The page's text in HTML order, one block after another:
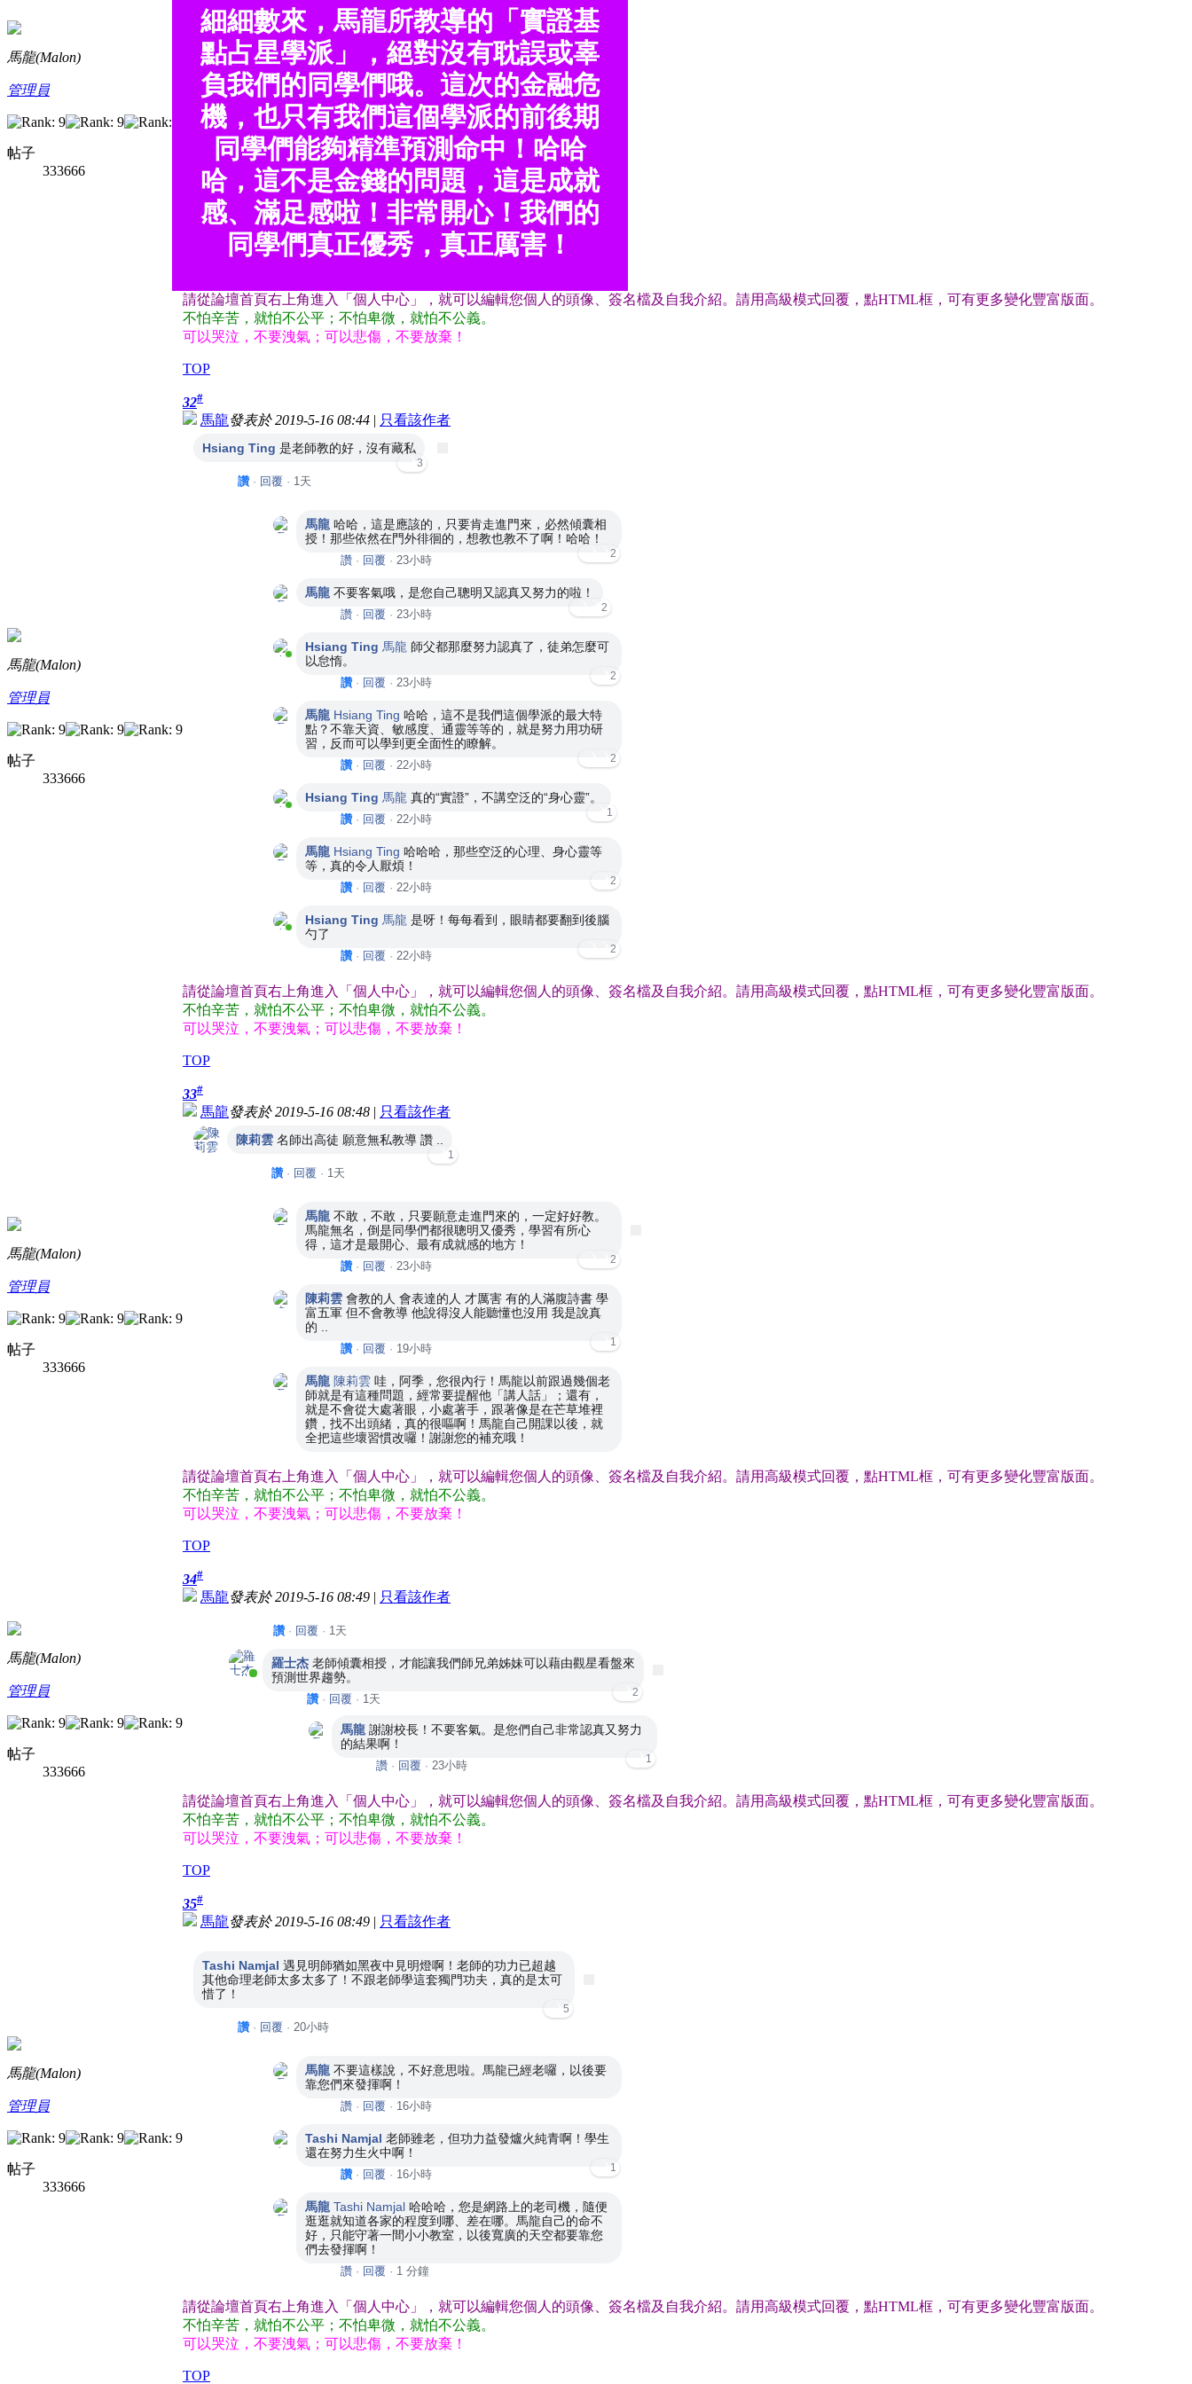
馬龍(Malon)
管理員
帖子
333666
細細數來，馬龍所教導的「實證基
點占星學派」，絕對沒有耽誤或辜
負我們的同學們哦。這次的金融危
機，也只有我們這個學派的前後期
同學們能夠精準預測命中！哈哈
哈，這不是金錢的問題，這是成就
感、滿足感啦！非常開心！我們的
同學們真正優秀，真正厲害！
請從論壇首頁右上角進入「個人中心」，就可以編輯您個人的頭像、簽名檔及自我介紹。請用高級模式回覆，點HTML框，可有更多變化豐富版面。
不怕辛苦，就怕不公平；不怕卑微，就怕不公義。
可以哭泣，不要洩氣；可以悲傷，不要放棄！
TOP
馬龍(Malon)
管理員
帖子
333666
32#
馬龍發表於 2019-5-16 08:44 | 只看該作者
Hsiang Ting 是老師教的好，沒有藏私
3
讚 · 回覆 · 1天
馬龍 哈哈，這是應該的，只要肯走進門來，必然傾囊相
授！那些依然在門外徘徊的，想教也教不了啊！哈哈！
2
讚 · 回覆 · 23小時
馬龍 不要客氣哦，是您自己聰明又認真又努力的啦！
2
讚 · 回覆 · 23小時
目前在線上
Hsiang Ting 馬龍 師父都那麼努力認真了，徒弟怎麼可
以怠惰。
2
讚 · 回覆 · 23小時
馬龍 Hsiang Ting 哈哈，這不是我們這個學派的最大特
點？不靠天資、敏感度、通靈等等的，就是努力用功研
習，反而可以學到更全面性的瞭解。
2
讚 · 回覆 · 22小時
目前在線上
Hsiang Ting 馬龍 真的“實證”，不講空泛的“身心靈”。
1
讚 · 回覆 · 22小時
馬龍 Hsiang Ting 哈哈哈，那些空泛的心理、身心靈等
等，真的令人厭煩！
2
讚 · 回覆 · 22小時
目前在線上
Hsiang Ting 馬龍 是呀！每每看到，眼睛都要翻到後腦
勺了
2
讚 · 回覆 · 22小時
請從論壇首頁右上角進入「個人中心」，就可以編輯您個人的頭像、簽名檔及自我介紹。請用高級模式回覆，點HTML框，可有更多變化豐富版面。
不怕辛苦，就怕不公平；不怕卑微，就怕不公義。
可以哭泣，不要洩氣；可以悲傷，不要放棄！
TOP
馬龍(Malon)
管理員
帖子
333666
33#
馬龍發表於 2019-5-16 08:48 | 只看該作者
陳莉雲 名師出高徒 願意無私教導 讚 ..
1
讚 · 回覆 · 1天
馬龍 不敢，不敢，只要願意走進門來的，一定好好教。
馬龍無名，倒是同學們都很聰明又優秀，學習有所心
得，這才是最開心、最有成就感的地方！
2
讚 · 回覆 · 23小時
陳莉雲 會教的人 會表達的人 才厲害 有的人滿腹詩書 學
富五軍 但不會教導 他說得沒人能聽懂也沒用 我是說真
的 ..
1
讚 · 回覆 · 19小時
馬龍 陳莉雲 哇，阿季，您很內行！馬龍以前跟過幾個老
師就是有這種問題，經常要提醒他「講人話」；還有，
就是不會從大處著眼，小處著手，跟著像是在芒草堆裡
鑽，找不出頭緒，真的很嘔啊！馬龍自己開課以後，就
全把這些壞習慣改囉！謝謝您的補充哦！
請從論壇首頁右上角進入「個人中心」，就可以編輯您個人的頭像、簽名檔及自我介紹。請用高級模式回覆，點HTML框，可有更多變化豐富版面。
不怕辛苦，就怕不公平；不怕卑微，就怕不公義。
可以哭泣，不要洩氣；可以悲傷，不要放棄！
TOP
馬龍(Malon)
管理員
帖子
333666
34#
馬龍發表於 2019-5-16 08:49 | 只看該作者
讚 · 回覆 · 1天
目前在線上
羅士杰 老師傾囊相授，才能讓我們師兄弟姊妹可以藉由觀星看盤來
預測世界趨勢。
2
讚 · 回覆 · 1天
馬龍 謝謝校長！不要客氣。是您們自己非常認真又努力
的結果啊！
1
讚 · 回覆 · 23小時
請從論壇首頁右上角進入「個人中心」，就可以編輯您個人的頭像、簽名檔及自我介紹。請用高級模式回覆，點HTML框，可有更多變化豐富版面。
不怕辛苦，就怕不公平；不怕卑微，就怕不公義。
可以哭泣，不要洩氣；可以悲傷，不要放棄！
TOP
馬龍(Malon)
管理員
帖子
333666
35#
馬龍發表於 2019-5-16 08:49 | 只看該作者
Tashi Namjal 遇見明師猶如黑夜中見明燈啊！老師的功力已超越
其他命理老師太多太多了！不跟老師學這套獨門功夫，真的是太可
惜了！
5
讚 · 回覆 · 20小時
馬龍 不要這樣說，不好意思啦。馬龍已經老囉，以後要
靠您們來發揮啊！
讚 · 回覆 · 16小時
Tashi Namjal 老師雖老，但功力益發爐火純青啊！學生
還在努力生火中啊！
1
讚 · 回覆 · 16小時
馬龍 Tashi Namjal 哈哈哈，您是網路上的老司機，隨便
逛逛就知道各家的程度到哪、差在哪。馬龍自己的命不
好，只能守著一間小小教室，以後寬廣的天空都要靠您
們去發揮啊！
讚 · 回覆 · 1 分鐘
請從論壇首頁右上角進入「個人中心」，就可以編輯您個人的頭像、簽名檔及自我介紹。請用高級模式回覆，點HTML框，可有更多變化豐富版面。
不怕辛苦，就怕不公平；不怕卑微，就怕不公義。
可以哭泣，不要洩氣；可以悲傷，不要放棄！
TOP